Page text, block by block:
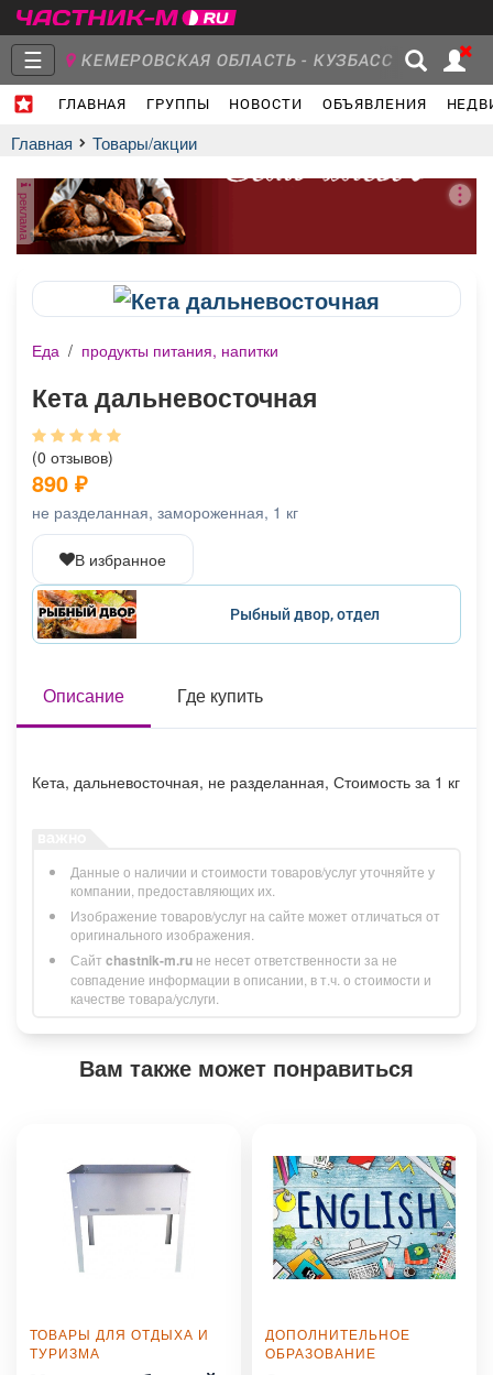
☰ КЕМЕРОВСКАЯ ОБЛАСТЬ - КУЗБАСС
ГЛАВНАЯ ГРУППЫ НОВОСТИ ОБЪЯВЛЕНИЯ
Главная
Объявления Недвижимость Услуги
Товары
Главная Товары/акции
реклама
Еда / продукты питания, напитки
Кета дальневосточная
(0 отзывов)
890 ₽
не разделанная, замороженная, 1 кг
В избранное
Рыбный двор, отдел
Описание Где купить
Кета, дальневосточная, не разделанная, Стоимость за 1 кг
Данные о наличии и стоимости товаров/услуг уточняйте у
компании, предоставляющих их.
Изображение товаров/услуг на сайте может отличаться от
оригинального изображения.
Сайт chastnik-m.ru не несет ответственности за не
совпадение информации в описании, в т.ч. о стоимости и
качестве товара/услуги.
Вам также может понравиться
ТОВАРЫ ДЛЯ ОТДЫХА И
ТУРИЗМА
ДОПОЛНИТЕЛЬНОЕ
ОБРАЗОВАНИЕ